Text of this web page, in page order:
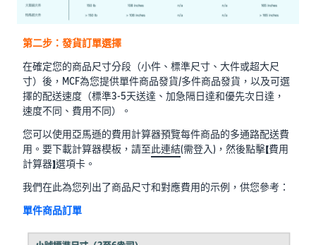
第二步：發貨訂單選擇
在確定您的商品尺寸分段（小件、標準尺寸、大件或超大尺
寸）後，MCF為您提供單件商品發貨/多件商品發貨，以及可選
擇的配送速度（標準3-5天送達、加急隔日達和優先次日達，
速度不同、費用不同）。
您可以使用亞馬遜的費用計算器預覽每件商品的多通路配送費
用。要下載計算器模板，請至此連結(需登入)，然後點擊【費用
計算器】選項卡。
我們在此為您列出了商品尺寸和對應費用的示例，供您參考：
單件商品訂單